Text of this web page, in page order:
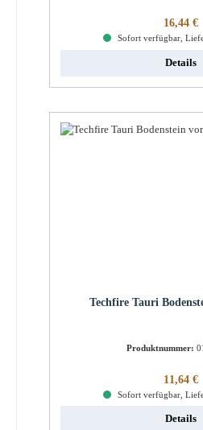
16,44 €
Sofort verfügbar,
Details
Techfire Tauri
Produktnummer:
11,64 €
Sofort verfügbar,
Details